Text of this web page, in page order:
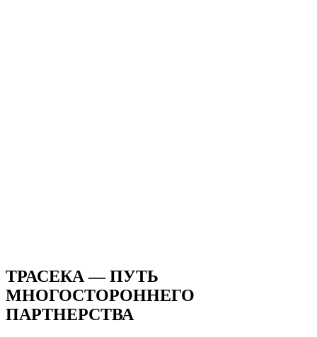
ТРАСЕКА — ПУТЬ
МНОГОСТОРОННЕГО
ПАРТНЕРСТВА